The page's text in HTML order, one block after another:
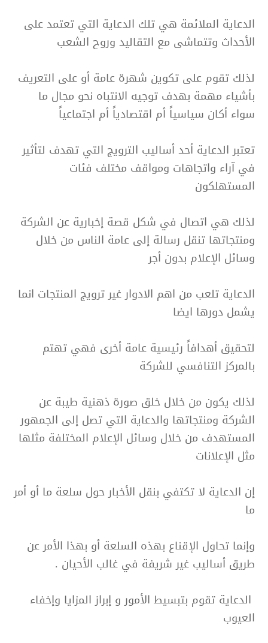
الدعاية الملائمة هي تلك الدعاية التي تعتمد على
الأحداث وتتماشى مع التقاليد وروح الشعب
لذلك تقوم على تكوين شهرة عامة أو على التعريف
بأشياء مهمة بهدف توجيه الانتباه نحو مجال ما
سواء أكان سياسياً أم اقتصادياً أم اجتماعياً
تعتبر الدعاية أحد أساليب الترويج التي تهدف لتأثير
في آراء واتجاهات ومواقف مختلف فئات
المستهلكون
لذلك هي اتصال في شكل قصة إخبارية عن الشركة
ومنتجاتها تنقل رسالة إلى عامة الناس من خلال
وسائل الإعلام بدون أجر
الدعاية تلعب من اهم الادوار غير ترويج المنتجات انما
يشمل دورها ايضا
لتحقيق أهدافاً رئيسية عامة أخرى فهي تهتم
بالمركز التنافسي للشركة
لذلك يكون من خلال خلق صورة ذهنية طيبة عن
الشركة ومنتجاتها والدعاية التي تصل إلى الجمهور
المستهدف من خلال وسائل الإعلام المختلفة مثلها
مثل الإعلانات
إن الدعاية لا تكتفي بنقل الأخبار حول سلعة ما أو أمر
ما
وإنما تحاول الإقناع بهذه السلعة أو بهذا الأمر عن
طريق أساليب غير شريفة في غالب الأحيان .
الدعاية تقوم بتبسيط الأمور و إبراز المزايا وإخفاء
العيوب